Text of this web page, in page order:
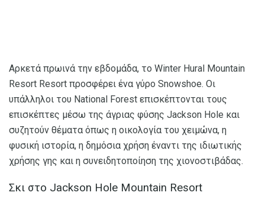
Αρκετά πρωινά την εβδομάδα, το Winter Hural Mountain
Resort Resort προσφέρει ένα γύρο Snowshoe. Οι
υπάλληλοι του National Forest επισκέπτονται τους
επισκέπτες μέσω της άγριας φύσης Jackson Hole και
συζητούν θέματα όπως η οικολογία του χειμώνα, η
φυσική ιστορία, η δημόσια χρήση έναντι της ιδιωτικής
χρήσης γης και η συνειδητοποίηση της χιονοστιβάδας.
Σκι στο Jackson Hole Mountain Resort